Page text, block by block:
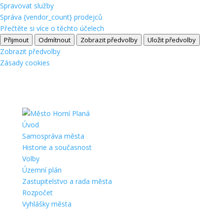
Spravovat služby
Správa {vendor_count} prodejců
Přečtěte si více o těchto účelech
Přijmout Odmítnout Zobrazit předvolby Uložit předvolby
Zobrazit předvolby
Zásady cookies
Úvod
Samospráva města
Historie a současnost
Volby
Územní plán
Zastupitelstvo a rada města
Rozpočet
Vyhlášky města